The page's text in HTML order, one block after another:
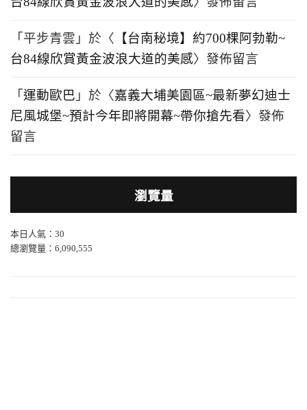
「 平步青雲 」於〈 【台南秘境】約700棵阿勃勒~
台84線欣賞黃金波浪大道的美感〉發佈留言
「 運動歐巴 」於〈嘉義大埔美園區~最新夢幻迪士
尼風城堡~預計今年即將開幕~帶你搶先看〉發佈
留言
瀏覽量
本日人氣：30
總瀏覽量：6,090,555